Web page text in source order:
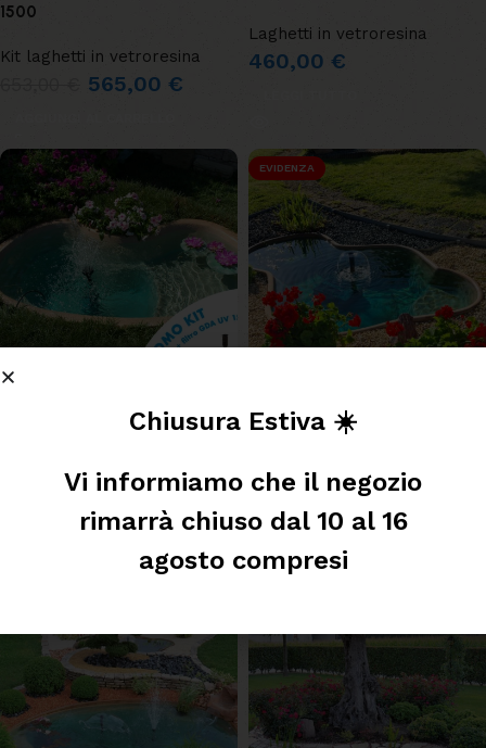
1500
Kit laghetti in vetroresina
565,00 €
Laghetti in vetroresina
460,00 €
Laghetto Polinesia + Filtro GDA
550,00€
AGGIUNGI AL CARRELLO
EVIDENZA
Laghetto Bahamas
Laghetti in vetroresina
985,00 € 899,00
AGGIUNGI AL CARRELLO
Chiusura Estiva ☀️
Vi informiamo che il negozio
rimarrà chiuso dal 10 al 16
agosto compresi